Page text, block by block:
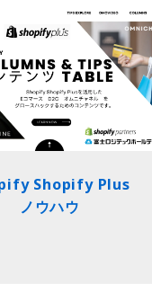
Shopify Plus
ノウハウ